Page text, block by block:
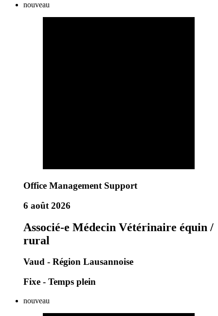
nouveau
Office Management Support
6 août 2026
Associé-e Médecin Vétérinaire équin /
rural
Vaud - Région Lausannoise
Fixe - Temps plein
nouveau